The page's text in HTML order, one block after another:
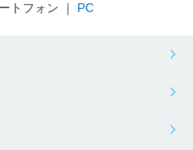
トフォン ｜ PC